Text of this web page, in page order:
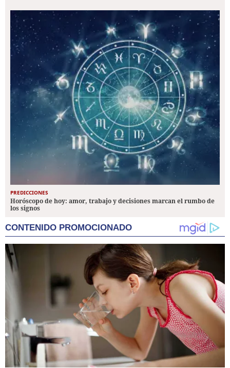
PREDICCIONES
Horóscopo de hoy: amor, trabajo y decisiones marcan el rumbo de
los signos
CONTENIDO PROMOCIONADO